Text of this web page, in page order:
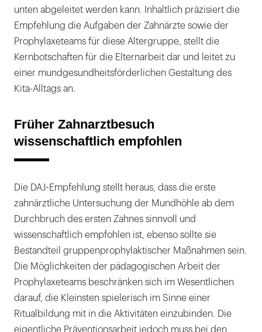
unten abgeleitet werden kann. Inhaltlich präzisiert die
Empfehlung die Aufgaben der Zahnärzte sowie der
Prophylaxeteams für diese Altergruppe, stellt die
Kernbotschaften für die Elternarbeit dar und leitet zu
einer mundgesundheitsförderlichen Gestaltung des
Kita-Alltags an.
Früher Zahnarztbesuch
wissenschaftlich empfohlen
Die DAJ-Empfehlung stellt heraus, dass die erste
zahnärztliche Untersuchung der Mundhöhle ab dem
Durchbruch des ersten Zahnes sinnvoll und
wissenschaftlich empfohlen ist, ebenso sollte sie
Bestandteil gruppenprophylaktischer Maßnahmen sein.
Die Möglichkeiten der pädagogischen Arbeit der
Prophylaxeteams beschränken sich im Wesentlichen
darauf, die Kleinsten spielerisch im Sinne einer
Ritualbildung mit in die Aktivitäten einzubinden. Die
eigentliche Präventionsarbeit jedoch muss bei den